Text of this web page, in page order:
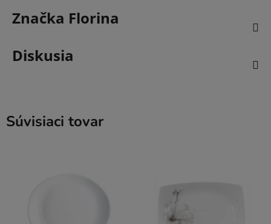
Značka Florina
Diskusia
Súvisiaci tovar